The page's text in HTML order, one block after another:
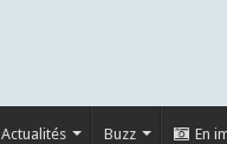
Actualités Buzz En